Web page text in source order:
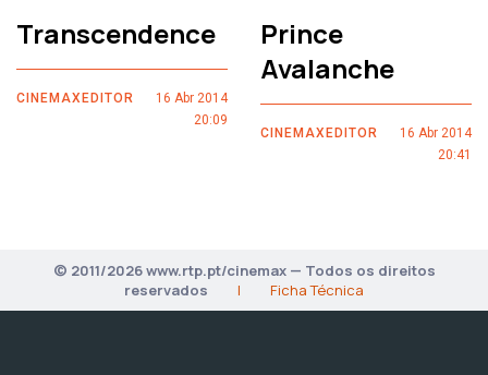
Transcendence
CINEMAXEDITOR
16 Abr 2014
20:09
Prince
Avalanche
CINEMAXEDITOR
16 Abr 2014
20:41
© 2011/2026 www.rtp.pt/cinemax — Todos os direitos
reservados
| Ficha Técnica